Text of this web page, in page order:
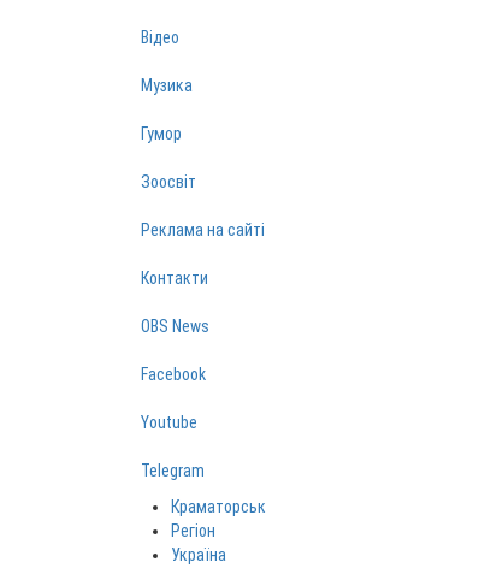
Відео
Музика
Гумор
Зоосвіт
Реклама на сайті
Контакти
OBS News
Facebook
Youtube
Telegram
Краматорськ
Регіон
Україна